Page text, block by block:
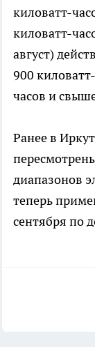
киловатт-
киловатт-
август)
900
часов и
Ранее в
диапазонов
теперь
сентября по